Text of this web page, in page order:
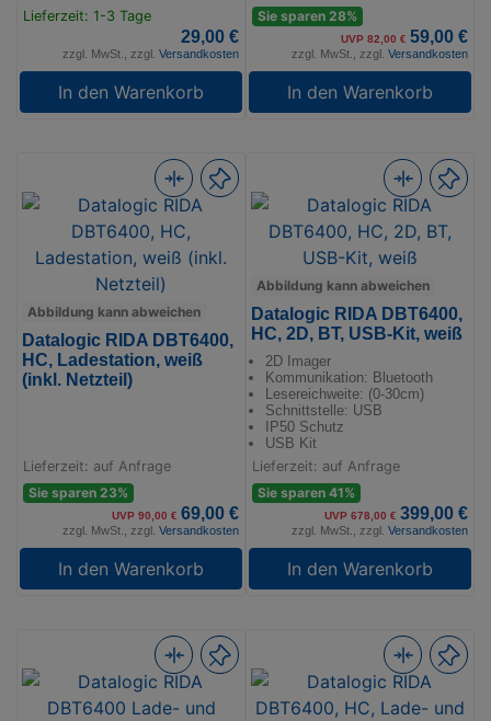
Lieferzeit: 1-3 Tage
29,00 €
zzgl. MwSt., zzgl. Versandkosten
In den Warenkorb
Sie sparen 28%
UVP 82,00 € 59,00 €
zzgl. MwSt., zzgl. Versandkosten
In den Warenkorb
Abbildung kann abweichen
Datalogic RIDA DBT6400,
HC, Ladestation, weiß
(inkl. Netzteil)
Lieferzeit: auf Anfrage
Sie sparen 23%
UVP 90,00 € 69,00 €
zzgl. MwSt., zzgl. Versandkosten
In den Warenkorb
Abbildung kann abweichen
Datalogic RIDA DBT6400,
HC, 2D, BT, USB-Kit, weiß
2D Imager
Kommunikation: Bluetooth
Lesereichweite: (0-30cm)
Schnittstelle: USB
IP50 Schutz
USB Kit
Lieferzeit: auf Anfrage
Sie sparen 41%
UVP 678,00 € 399,00 €
zzgl. MwSt., zzgl. Versandkosten
In den Warenkorb